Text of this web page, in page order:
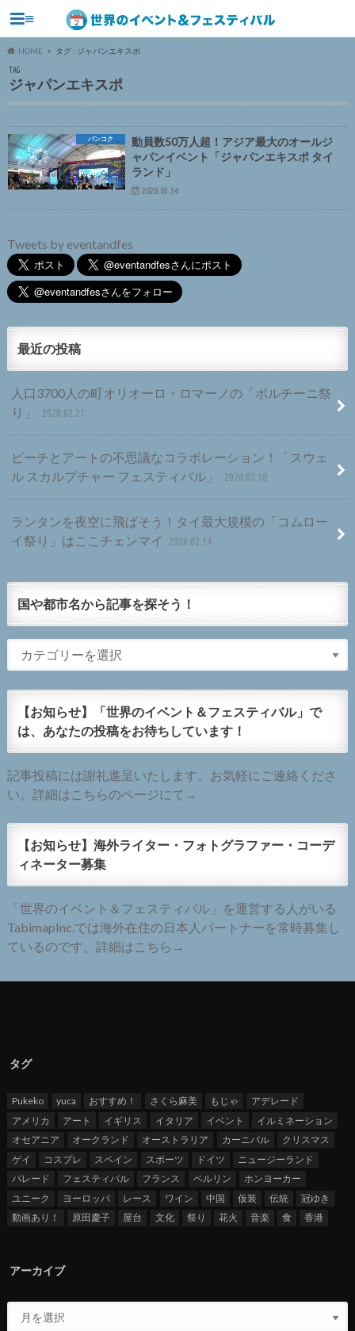
≡
HOME タグ : ジャパンエキスポ
TAG
ジャパンエキスポ
バンコク
動員数50万人超！アジア最大のオールジ
ャパンイベント「ジャパンエキスポ タイ
ランド」
2020.01.14
Tweets by eventandfes
最近の投稿
人口3700人の町オリオーロ・ロマーノの「ポルチーニ祭
り」
2020.02.21
ビーチとアートの不思議なコラボレーション！「スウェ
ル スカルプチャー フェスティバル」
2020.02.18
ランタンを夜空に飛ばそう！タイ最大規模の「コムロー
イ祭り」はここチェンマイ
2020.02.14
国や都市名から記事を探そう！
【お知らせ】「世界のイベント＆フェスティバル」で
は、あなたの投稿をお待ちしています！
記事投稿には謝礼進呈いたします。お気軽にご連絡くださ
い。詳細はこちらのページにて→
【お知らせ】海外ライター・フォトグラファー・コーデ
ィネーター募集
「世界のイベント＆フェスティバル」を運営する人がいる
TabimapInc.では海外在住の日本人パートナーを常時募集し
ているのです。詳細はこちら→
タグ
Pukeko yuca おすすめ！ さくら麻美 もじゃ
アデレード
アメリカ
アート イギリス イタリア イベント
イルミネーション
オセアニア
オークランド オーストラリア カーニバル
クリスマス
ゲイ
コスプレ スペイン スポーツ ドイツ
ニュージーランド
パレード
フェスティバル フランス ベルリン
ホンヨーカー
ユニーク
ヨーロッパ レース ワイン 中国 仮装 伝統
冠ゆき
動画あり！
原田慶子 屋台 文化 祭り 花火 音楽 食 香港
アーカイブ